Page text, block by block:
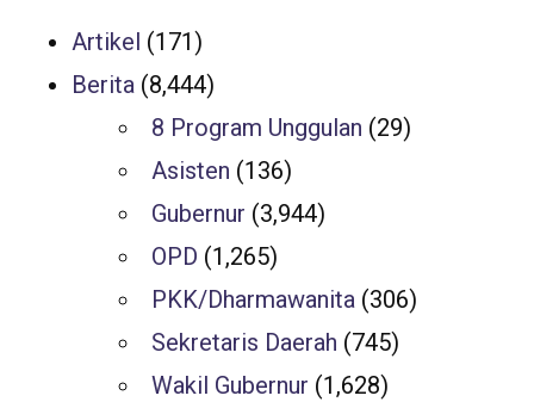
Artikel (171)
Berita (8,444)
8 Program Unggulan (29)
Asisten (136)
Gubernur (3,944)
OPD (1,265)
PKK/Dharmawanita (306)
Sekretaris Daerah (745)
Wakil Gubernur (1,628)